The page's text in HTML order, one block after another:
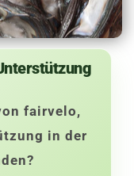
fairvelo,
in der